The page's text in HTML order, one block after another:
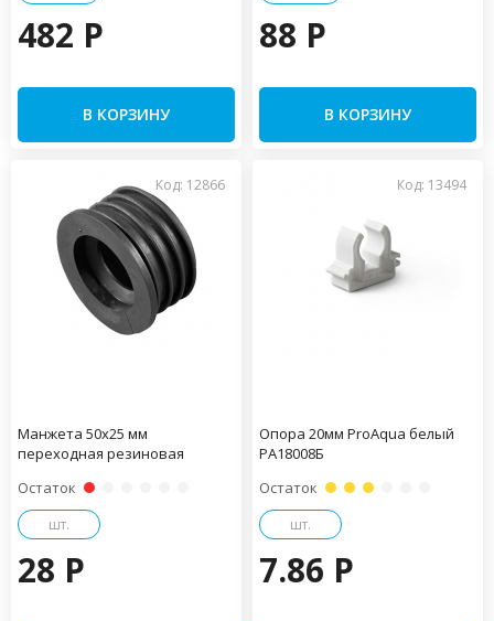
482 P
В КОРЗИНУ
88 P
В КОРЗИНУ
Код: 12866
Манжета 50х25 мм
переходная резиновая
Остаток
шт.
28 P
Код: 13494
Опора 20мм ProAqua белый
PA18008Б
Остаток
шт.
7.86 P